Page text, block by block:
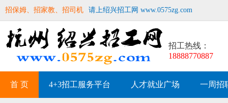
招保姆、招家教、招司机 请上绍兴招工网 www.0575zg.com
招工热线：
18888770887
首 页 4+3招工服务平台 人才就业广场 一周招